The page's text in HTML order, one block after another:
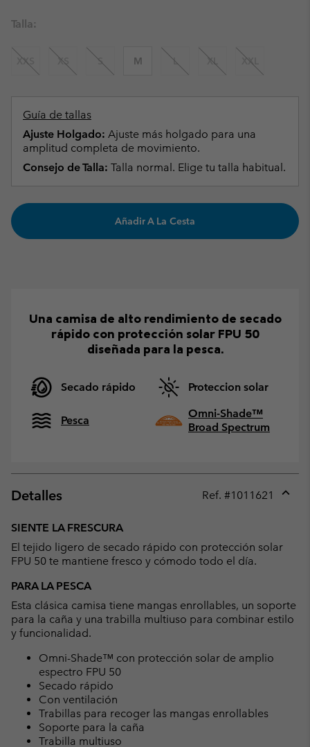
Talla:
XXS XS S M L XL XXL
Guía de tallas
Ajuste Holgado: Ajuste más holgado para una
amplitud completa de movimiento.
Consejo de Talla: Talla normal. Elige tu talla habitual.
Añadir A La Cesta
Una camisa de alto rendimiento de secado
rápido con protección solar FPU 50
diseñada para la pesca.
Secado rápido Proteccion solar
Pesca
Omni-Shade™
Broad Spectrum
Detalles Ref. #1011621
SIENTE LA FRESCURA
El tejido ligero de secado rápido con protección solar
FPU 50 te mantiene fresco y cómodo todo el día.
PARA LA PESCA
Esta clásica camisa tiene mangas enrollables, un soporte
para la caña y una trabilla multiuso para combinar estilo
y funcionalidad.
Omni-Shade™ con protección solar de amplio
espectro FPU 50
Secado rápido
Con ventilación
Trabillas para recoger las mangas enrollables
Soporte para la caña
Trabilla multiuso